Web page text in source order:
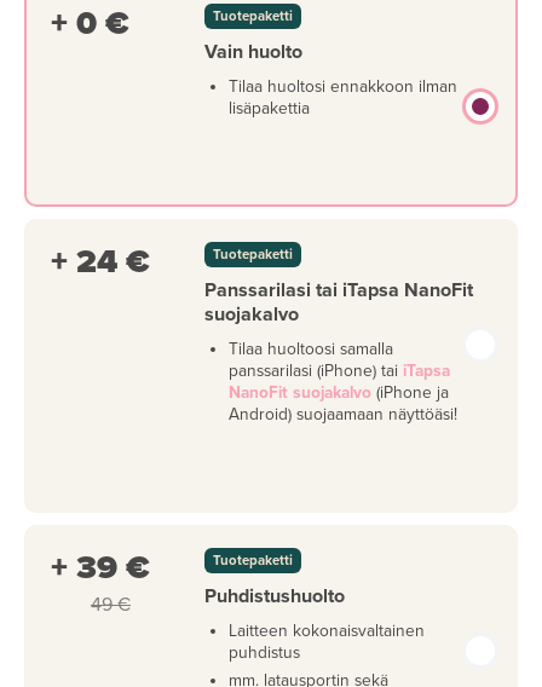
+ 0 € Tuotepaketti
Vain huolto
Tilaa huoltosi ennakkoon ilman
lisäpakettia
+ 24 € Tuotepaketti
Panssarilasi tai iTapsa NanoFit
suojakalvo
Tilaa huoltoosi samalla
panssarilasi (iPhone) tai iTapsa
NanoFit suojakalvo (iPhone ja
Android) suojaamaan näyttöäsi!
+ 39 €
49 €
Tuotepaketti
Puhdistushuolto
Laitteen kokonaisvaltainen
puhdistus
mm. latausportin sekä